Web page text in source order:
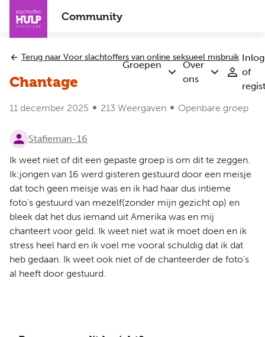
Overslaan
naar
inhoud
gaan
Community
Groepen
Submenu
Over
ons
Submenu
of
Terug naar Voor slachtoffers van online seksueel misbruik
Chantage
11 december 2025 213 Weergaven Openbare groep
Stafieman-16
Ik weet niet of dit een gepaste groep is om dit te zeggen.
Ik:jongen van 16 werd gisteren gestuurd door een meisje
dat toch geen meisje was en ik had haar dus intieme
foto’s gestuurd van mezelf(zonder mijn gezicht op) en
bleek dat het dus iemand uit Amerika was en mij
chanteert voor geld. Ik weet niet wat ik moet doen en ik
stress heel hard en ik voel me vooral schuldig dat ik dat
heb gedaan. Ik weet ook niet of de chanteerder de foto’s
al heeft door gestuurd.